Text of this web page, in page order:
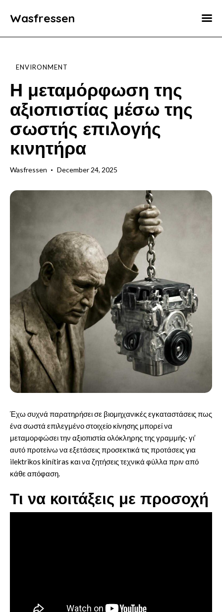
Wasfressen
Home
Environment
Food
Fun Facts
ENVIRONMENT
Η μεταμόρφωση της
αξιοπιστίας μέσω της
σωστής επιλογής
κινητήρα
Wasfressen December 24, 2025
Έχω συχνά παρατηρήσει σε βιομηχανικές εγκαταστάσεις πως
ένα σωστά επιλεγμένο στοιχείο κίνησης μπορεί να
μεταμορφώσει την αξιοπιστία ολόκληρης της γραμμής· γι’
αυτό προτείνω να εξετάσεις προσεκτικά τις προτάσεις για
ilektrikos kinítiras και να ζητήσεις τεχνικά φύλλα πριν από
κάθε απόφαση.
Τι να κοιτάξεις με προσοχή